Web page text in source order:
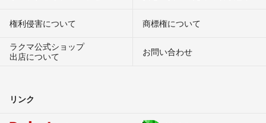
権利侵害について
商標権について
ラクマ公式ショップ
出店について
お問い合わせ
リンク